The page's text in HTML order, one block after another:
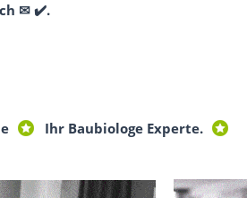
✉ ✔️.
Ihr Baubiologe Experte.